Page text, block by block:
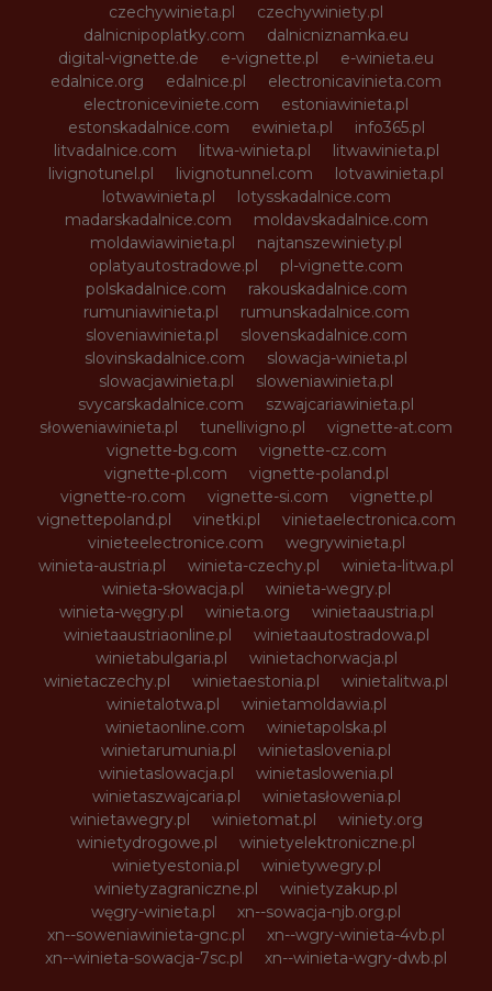
czechywinieta.pl
czechywiniety.pl
dalnicnipoplatky.com
dalnicniznamka.eu
digital-vignette.de
e-vignette.pl
e-winieta.eu
edalnice.org
edalnice.pl
electronicavinieta.com
electroniceviniete.com
estoniawinieta.pl
estonskadalnice.com
ewinieta.pl
info365.pl
litvadalnice.com
litwa-winieta.pl
litwawinieta.pl
livignotunel.pl
livignotunnel.com
lotvawinieta.pl
lotwawinieta.pl
lotysskadalnice.com
madarskadalnice.com
moldavskadalnice.com
moldawiawinieta.pl
najtanszewiniety.pl
oplatyautostradowe.pl
pl-vignette.com
polskadalnice.com
rakouskadalnice.com
rumuniawinieta.pl
rumunskadalnice.com
sloveniawinieta.pl
slovenskadalnice.com
slovinskadalnice.com
slowacja-winieta.pl
slowacjawinieta.pl
sloweniawinieta.pl
svycarskadalnice.com
szwajcariawinieta.pl
słoweniawinieta.pl
tunellivigno.pl
vignette-at.com
vignette-bg.com
vignette-cz.com
vignette-pl.com
vignette-poland.pl
vignette-ro.com
vignette-si.com
vignette.pl
vignettepoland.pl
vinetki.pl
vinietaelectronica.com
vinieteelectronice.com
wegrywinieta.pl
winieta-austria.pl
winieta-czechy.pl
winieta-litwa.pl
winieta-słowacja.pl
winieta-wegry.pl
winieta-węgry.pl
winieta.org
winietaaustria.pl
winietaaustriaonline.pl
winietaautostradowa.pl
winietabulgaria.pl
winietachorwacja.pl
winietaczechy.pl
winietaestonia.pl
winietalitwa.pl
winietalotwa.pl
winietamoldawia.pl
winietaonline.com
winietapolska.pl
winietarumunia.pl
winietaslovenia.pl
winietaslowacja.pl
winietaslowenia.pl
winietaszwajcaria.pl
winietasłowenia.pl
winietawegry.pl
winietomat.pl
winiety.org
winietydrogowe.pl
winietyelektroniczne.pl
winietyestonia.pl
winietywegry.pl
winietyzagraniczne.pl
winietyzakup.pl
węgry-winieta.pl
xn--sowacja-njb.org.pl
xn--soweniawinieta-gnc.pl
xn--wgry-winieta-4vb.pl
xn--winieta-sowacja-7sc.pl
xn--winieta-wgry-dwb.pl